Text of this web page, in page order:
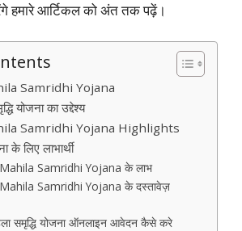
हमारे आर्टिकल को अंत तक पढ़ें।
Samridhi Yojana
योजना का उद्देश्य
Samridhi Yojana Highlights
के लिए लाभार्थी
Samridhi Yojana के लाभ
Samridhi Yojana के दस्तावेज़
समृद्धि योजना ऑनलाइन आवेदन कैसे करे